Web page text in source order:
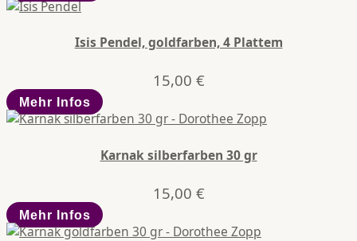
Isis Pendel, goldfarben, 4 Plattem
15,00 €
Mehr Infos
Karnak silberfarben 30 gr
15,00 €
Mehr Infos